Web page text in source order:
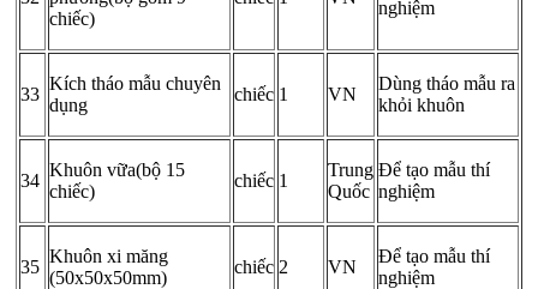
chiếc)
nghiệm
33
Kích tháo mẫu chuyên
dụng
chiếc 1 VN
Dùng tháo mẫu ra
khỏi khuôn
34
Khuôn vữa(bộ 15
chiếc)
chiếc 1
Trung
Quốc
Để tạo mẫu thí
nghiệm
35
Khuôn xi măng
(50x50x50mm)
chiếc 2 VN
Để tạo mẫu thí
nghiệm